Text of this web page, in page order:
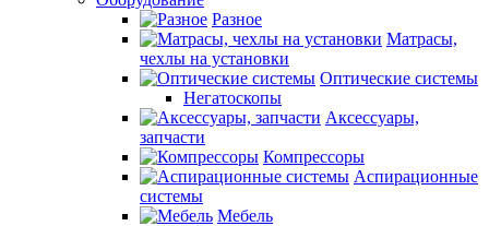
Разное
Матрасы,
чехлы на установки
Оптические системы
Негатоскопы
Аксессуары,
запчасти
Компрессоры
Аспирационные
системы
Мебель